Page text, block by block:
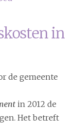
in
de gemeente
in 2012 de
Het betreft